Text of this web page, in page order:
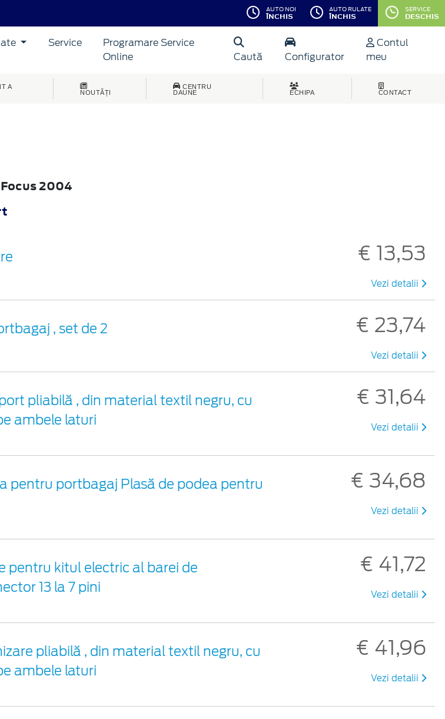
AUTO NOI
ÎNCHIS
AUTO RULATE
ÎNCHIS
SERVICE
DESCHIS
Service
Programare Service
Online
Caută Configurator
Contul
meu
A
NOUTĂȚI
CENTRU
DAUNE
ECHIPA CONTACT
2004
€ 13,53
Vezi detalii
, set de 2 € 23,74
Vezi detalii
pliabilă , din material textil negru, cu
ambele laturi
€ 31,64
Vezi detalii
pentru portbagaj Plasă de podea pentru
€ 34,68
Vezi detalii
pentru kitul electric al barei de
13 la 7 pini
€ 41,72
Vezi detalii
pliabilă , din material textil negru, cu
ambele laturi
€ 41,96
Vezi detalii